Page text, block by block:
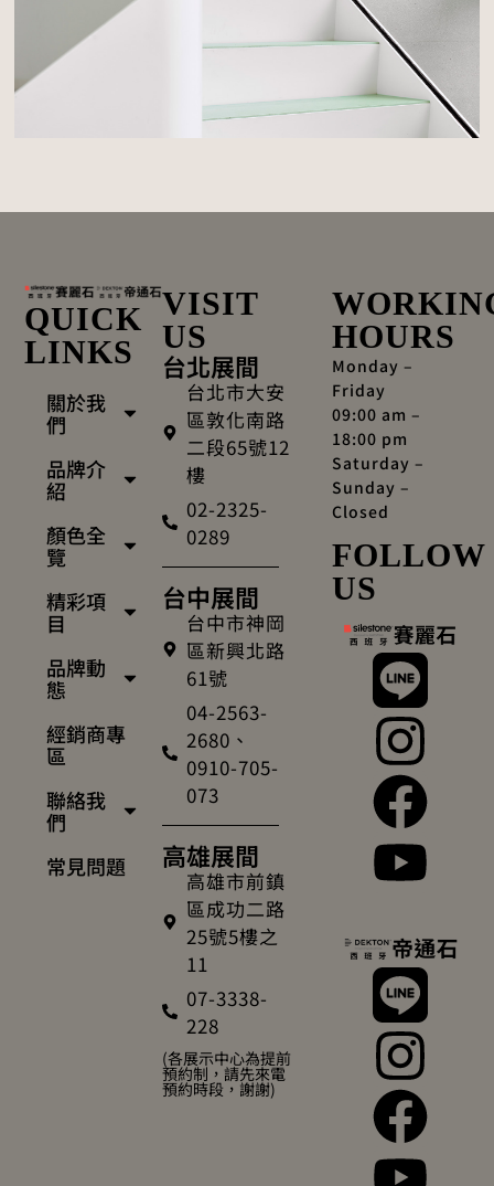
QUICK
LINKS
關於我
們
品牌介
紹
顏色全
覽
精彩項
目
品牌動
態
經銷商專
區
聯絡我
們
常見問題
VISIT
US
台北展間
台北市大安
區敦化南路
二段65號12
樓
02-2325-
0289
台中展間
台中市神岡
區新興北路
61號
04-2563-
2680、
0910-705-
073
高雄展間
高雄市前鎮
區成功二路
25號5樓之
11
07-3338-
228
(各展示中心為提前
預約制，請先來電
預約時段，謝謝)
HOURS
Monday –
Friday
09:00 am –
18:00 pm
Saturday –
Sunday –
Closed
FOLLOW
US